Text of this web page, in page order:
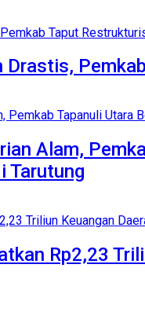
Drastis,
Alam,
Tarutung
Rp2,23